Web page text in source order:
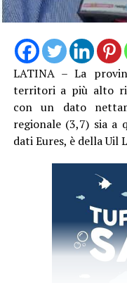
LATINA – La
territori a più alto
con un dato
regionale (3,7) sia a
dati Eures, è della Uil